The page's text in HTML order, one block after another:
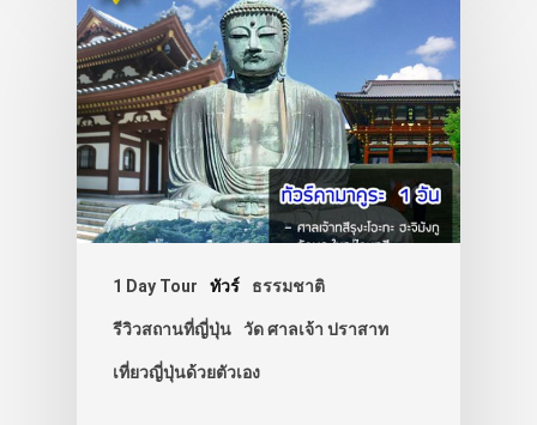
1 Day Tour ทัวร์ ธรรมชาติ
รีวิวสถานที่ญี่ปุ่น วัด ศาลเจ้า ปราสาท
เที่ยวญี่ปุ่นด้วยตัวเอง